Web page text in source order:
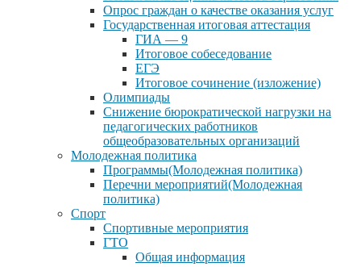
Опрос граждан о качестве оказания услуг
Государственная итоговая аттестация
ГИА — 9
Итоговое собеседование
ЕГЭ
Итоговое сочинение (изложение)
Олимпиады
Снижение бюрократической нагрузки на
педагогических работников
общеобразовательных организаций
Молодежная политика
Программы(Молодежная политика)
Перечни мероприятий(Молодежная
политика)
Спорт
Спортивные мероприятия
ГТО
Общая информация